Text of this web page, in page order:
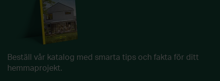
Beställ vår katalog med smarta tips och fakta för ditt
hemmaprojekt.